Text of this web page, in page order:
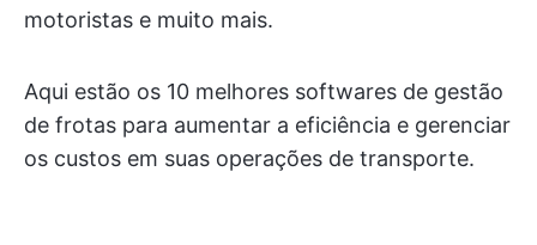
motoristas e muito mais.
Aqui estão os 10 melhores softwares de gestão
de frotas para aumentar a eficiência e gerenciar
os custos em suas operações de transporte.